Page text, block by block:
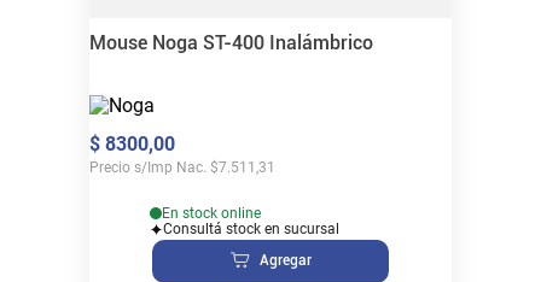
Mouse Noga ST-400 Inalámbrico
$ 8300,00
Precio s/Imp Nac. $7.511,31
En stock online
Consultá stock en sucursal
Agregar